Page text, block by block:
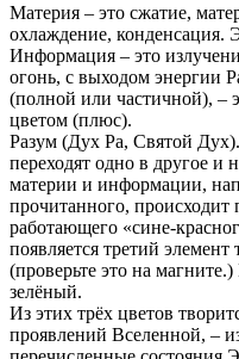
Материя – это сжатие,
охлаждение, конденсация.
Информация – это
огонь, с выходом энергии
(полной или частичной), –
цветом (плюс).
Разум (Дух Ра, Святой
переходят одно в другое и
материи и информации,
прочитанного, происходит
работающего «сине-
появляется третий
(проверьте это на
зелёный.
Из этих трёх цветов
проявлений Вселенной, –